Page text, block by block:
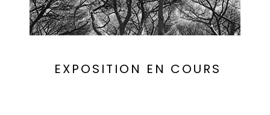
EXPOSITION EN COURS